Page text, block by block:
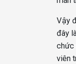
Vậy
đây
chức
viên